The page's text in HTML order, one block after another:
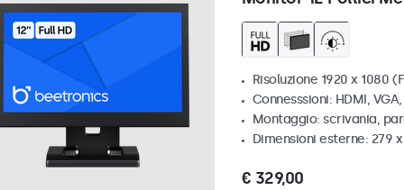
Risoluzione 1920 x 1080
Connesssioni: HDMI, VGA,
Montaggio: scrivania,
Dimensioni esterne: 279
€ 329,00